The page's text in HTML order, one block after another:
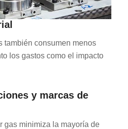
también consumen menos
los gastos como el impacto
y marcas de
gas minimiza la mayoría de